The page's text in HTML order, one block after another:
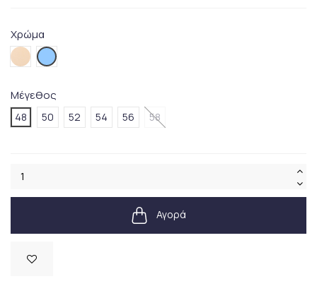
Χρώμα
275BEIGE459BLUE
Μέγεθος
48 50 52 54 56 58
Αγορά